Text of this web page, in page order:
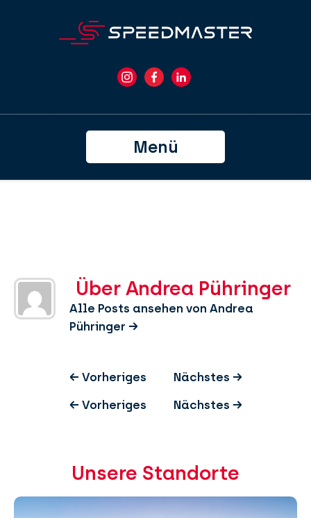
Menü
Über Andrea Pühringer
Alle Posts ansehen von Andrea
Pühringer →
← Vorheriges Nächstes →
← Vorheriges Nächstes →
Unsere Standorte